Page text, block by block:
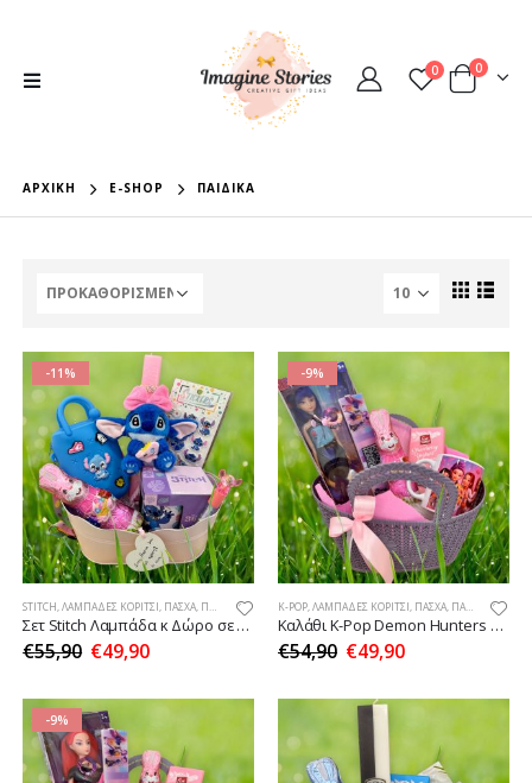
0 0
ΑΡΧΙΚΉ E-SHOP ΠΑΙΔΙΚΆ
-11%
STITCH,ΛΑΜΠΆΔΕΣ ΚΟΡΊΤΣΙ, ΠΆΣΧΑ, ΠΑΣΧΑΛΙΝΈΣ ΠΡΟΤΆΣΕΙΣ ΔΏΡΩΝ
Σετ Stitch Λαμπάδα κ Δώρο σε Καλάθι
€55,90 €49,90
-9%
K-POP,ΛΑΜΠΆΔΕΣ ΚΟΡΊΤΣΙ , ΠΆΣΧΑ, ΠΑΣΧΑΛΙΝΈΣ ΠΡΟΤΆΣΕΙΣ ΔΏΡΩΝ
Καλάθι K-Pop Demon Hunters Zoey με λαμπάδα κ δώρο
€54,90 €49,90
-9%